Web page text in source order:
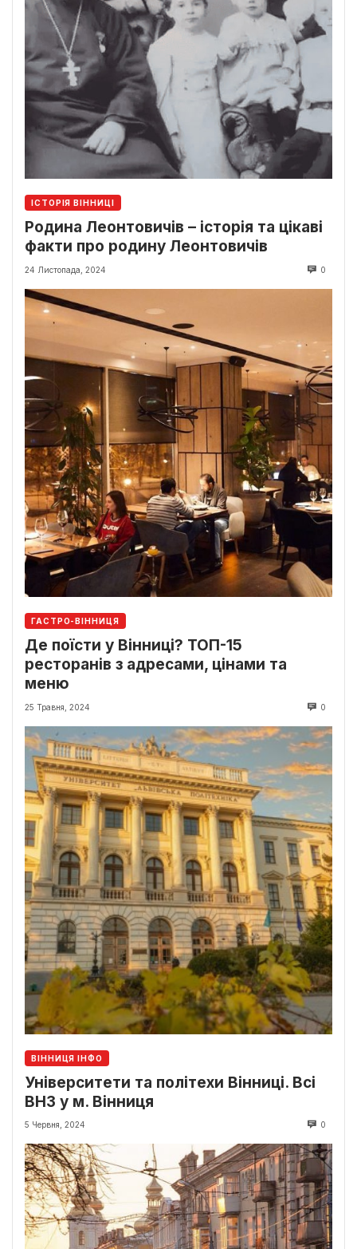
ІСТОРІЯ ВІННИЦІ
Родина Леонтовичів – історія та цікаві
факти про родину Леонтовичів
24 Листопада, 2024 0
ГАСТРО-ВІННИЦЯ
Де поїсти у Вінниці? ТОП-15
ресторанів з адресами, цінами та
меню
25 Травня, 2024 0
ВІННИЦЯ ІНФО
Університети та політехи Вінниці. Всі
ВНЗ у м. Вінниця
5 Червня, 2024 0